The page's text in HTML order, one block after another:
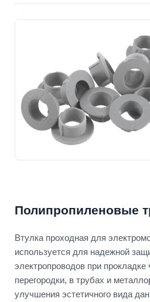
Полипропиленовые
Втулка проходная для
используется для надежной
электропроводов при прокладке
перегородки, в трубах и
улучшения эстетичного вида